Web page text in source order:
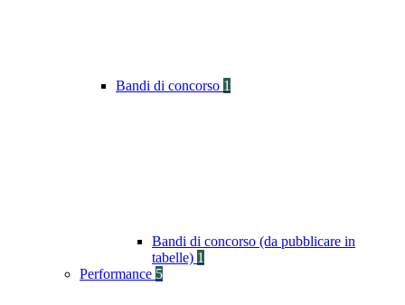
Bandi di concorso 1
Bandi di concorso (da pubblicare in
tabelle) 1
Performance 5